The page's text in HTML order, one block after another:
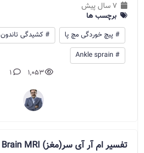
7 سال پیش
برچسب ها
# پیچ خوردگی مچ پا
# کشیدگی تاندون
# Ankle sprain
1,053
1
تفسیر ام آر آی سر(مغز) Brain MRI